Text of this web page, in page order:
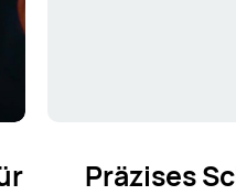
Präzises